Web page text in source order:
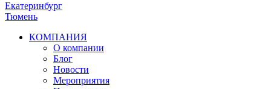
Екатеринбург
Тюмень
КОМПАНИЯ
О компании
Блог
Новости
Мероприятия